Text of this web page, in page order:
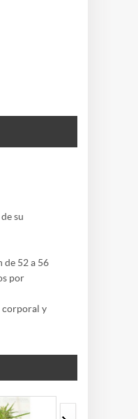
su
de 52 a 56
por
corporal y